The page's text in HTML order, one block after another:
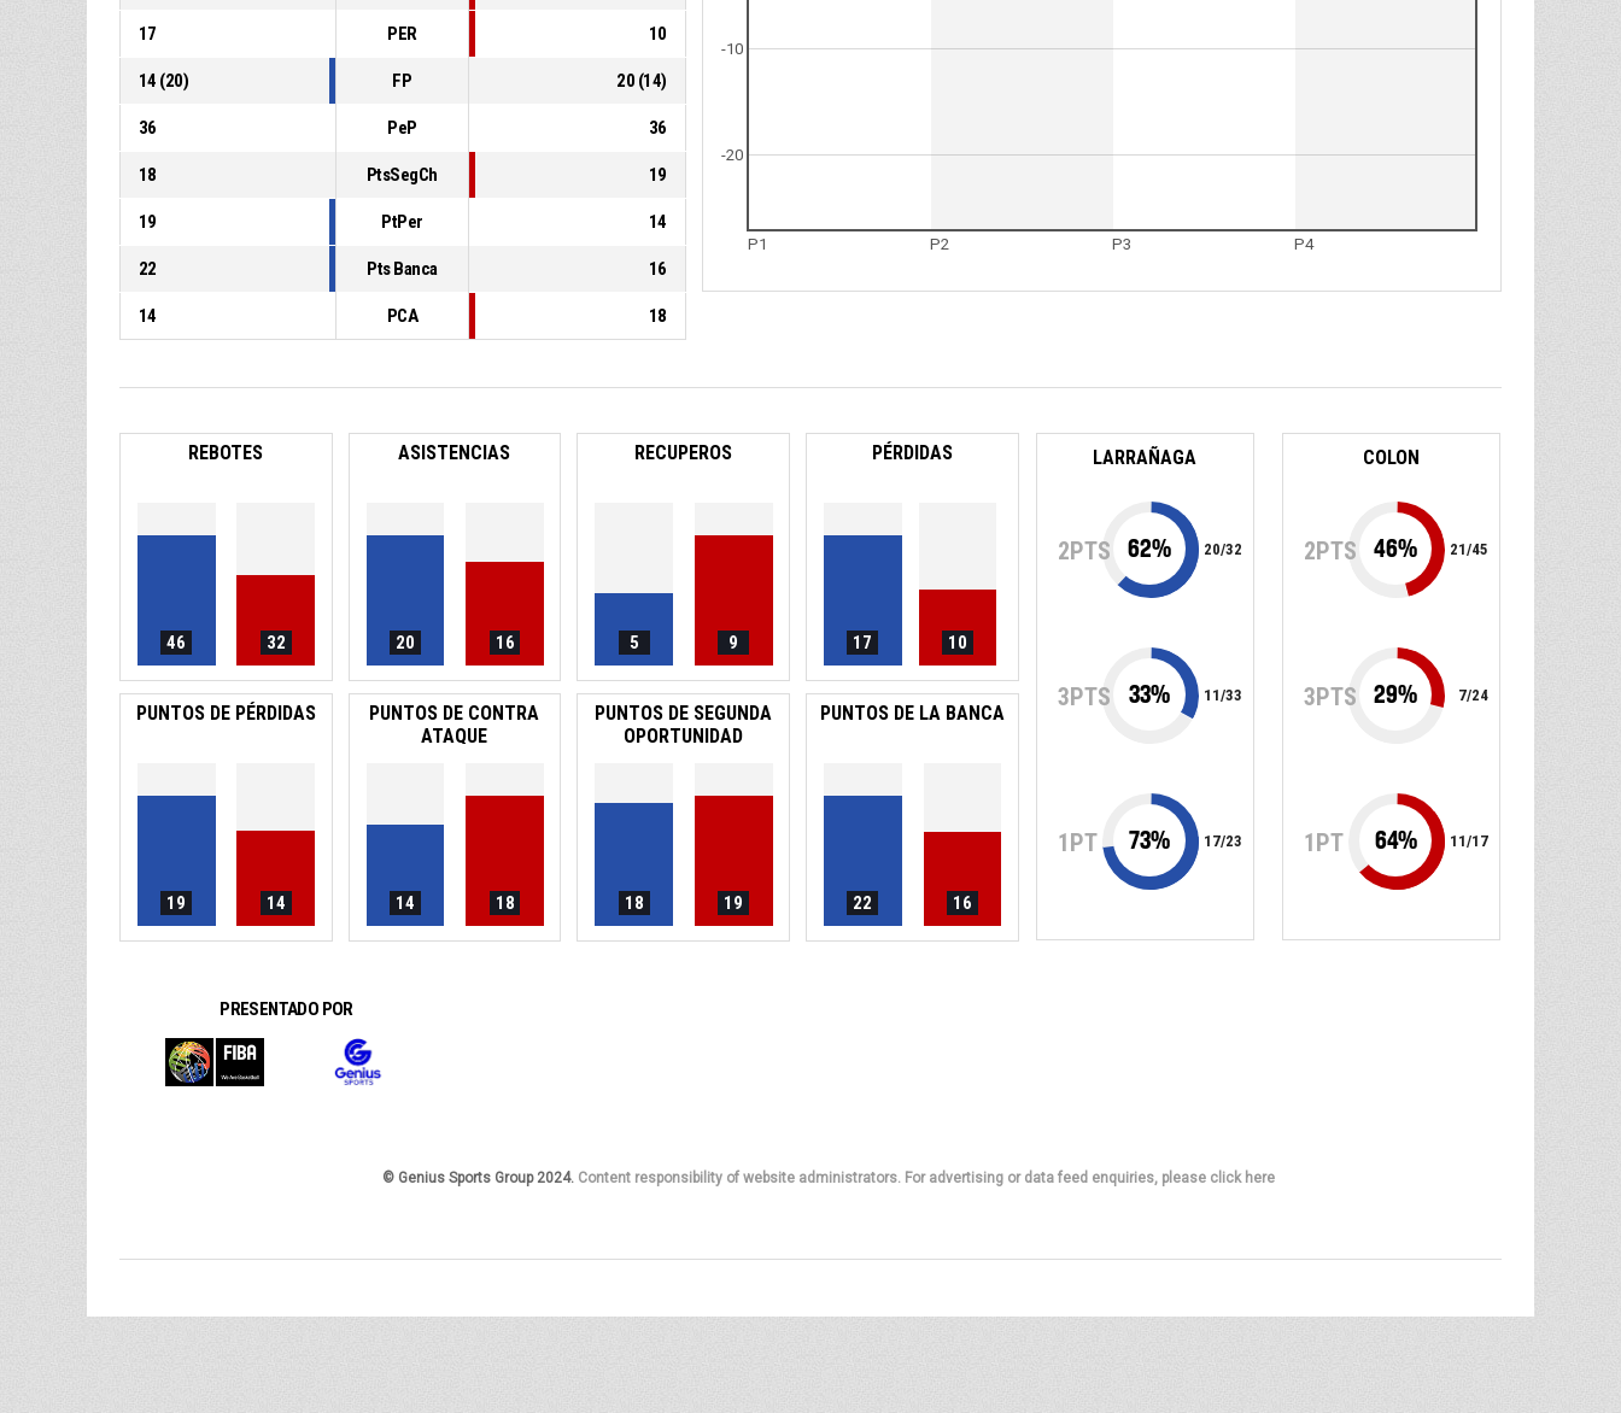
17 PER 10
14 (20) FP 20 (14)
36 PeP 36
18 PtsSegCh 19
19 PtPer 14
22 Pts Banca 16
14 PCA 18
P1 P2 P3 P4
-20
-10
REBOTES
46 32
ASISTENCIAS
20 16
RECUPEROS
5 9
PÉRDIDAS
17 10
PUNTOS DE PÉRDIDAS
19 14
PUNTOS DE CONTRA
ATAQUE
14 18
PUNTOS DE SEGUNDA
OPORTUNIDAD
18 19
PUNTOS DE LA BANCA
22 16
LARRAÑAGA
2PTS 62% 20/32
3PTS 33% 11/33
1PT 73% 17/23
COLON
2PTS 46% 21/45
3PTS 29% 7/24
1PT 64% 11/17
PRESENTADO POR
© Genius Sports Group 2024. Content responsibility of website administrators. For advertising or data feed enquiries, please click here